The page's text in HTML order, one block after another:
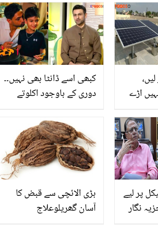
ہوئی، جانیئے دلچسپ کہانی
کبھی اسے ڈانٹا بھی نہیں۔۔
دوری کے باوجود اکلوتے
ہے؟ شعیب ملک نے بتا دیا
لیں،
اڑے
بڑی الائچی سے قبض کا
آسان گھریلوعلاج
پر لیے
نگار